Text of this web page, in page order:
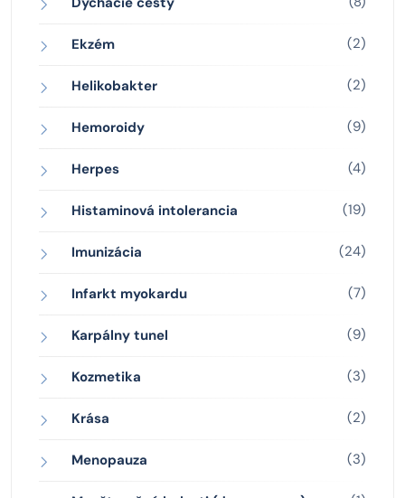
Ekzém (2)
Helikobakter (2)
Hemoroidy (9)
Herpes (4)
Histaminová intolerancia (19)
Imunizácia (24)
Infarkt myokardu (7)
Karpálny tunel (9)
Kozmetika (3)
Krása (2)
Menopauza (3)